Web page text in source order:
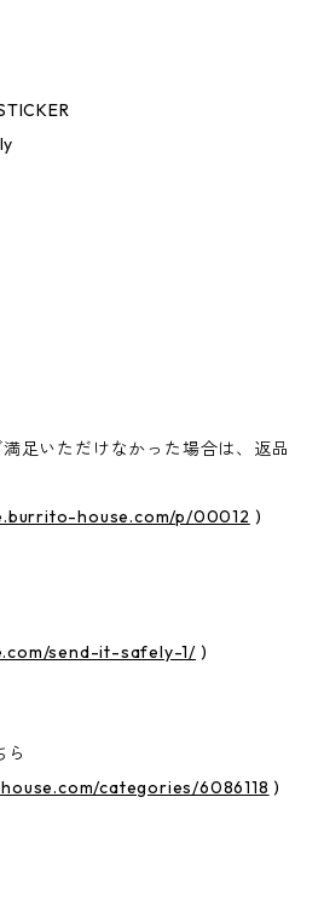
足いただけなかった場合は、返品
house.com/p/00012 )
send-it-safely-1/ )
categories/6086118 )